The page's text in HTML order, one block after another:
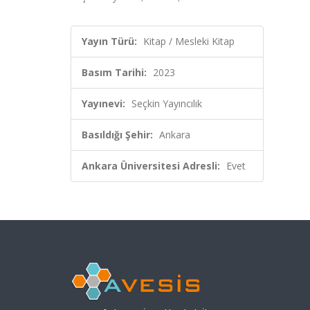
Yayın Türü: Kitap / Mesleki Kitap
Basım Tarihi: 2023
Yayınevi: Seçkin Yayıncılık
Basıldığı Şehir: Ankara
Ankara Üniversitesi Adresli: Evet